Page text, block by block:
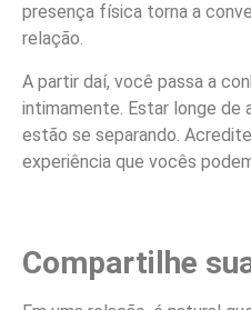
presença física torna a
relação.
A partir daí, você passa a
intimamente. Estar longe de
estão se separando.
experiência que vocês
Compartilhe